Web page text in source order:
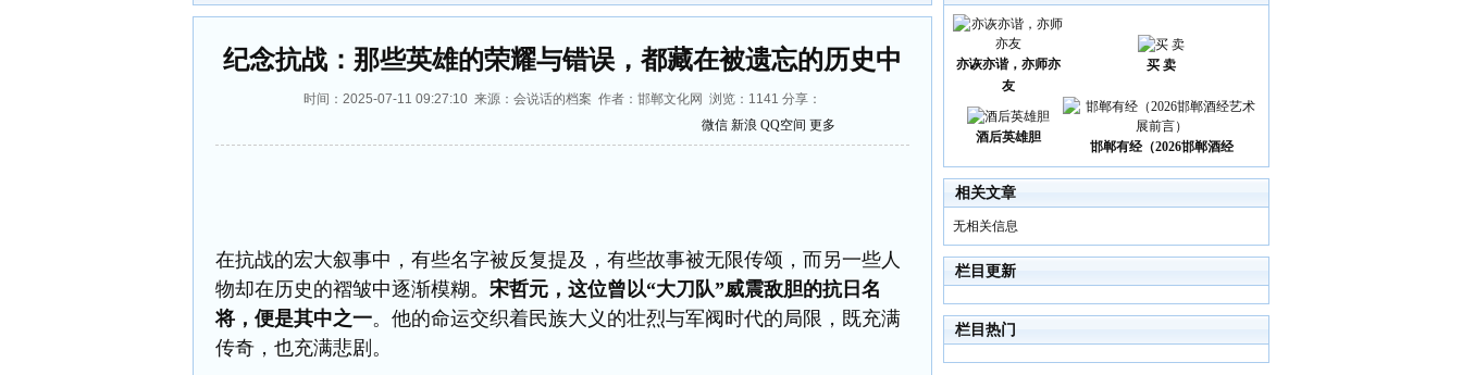
纪念抗战：那些英雄的荣耀与错误，都藏在被遗忘的历史中
时间：2025-07-11 09:27:10 来源：会说话的档案 作者：邯郸文化网 浏览： 1141 分享：
微信 新浪 QQ空间 更多
在抗战的宏大叙事中，有些名字被反复提及，有些故事被无限传颂，而另一些人
物却在历史的褶皱中逐渐模糊。 宋哲元，这位曾以“大刀队”威震敌胆的抗日名
将，便是其中之一。他的命运交织着民族大义的壮烈与军阀时代的局限，既充满
传奇 ，也充满悲剧 。
亦诙亦谐，亦师亦
友
买 卖
酒后英雄胆
邯郸有经（2026邯郸酒经
相关文章
无相关信息
栏目更新
栏目热门